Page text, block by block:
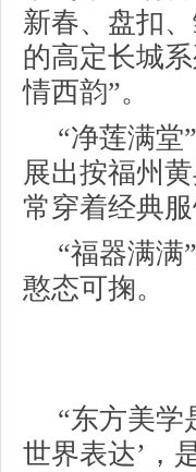
新春、盘扣
的高定长城
情西韵”。
“净莲满堂
展出按福州
常穿着经典
“福器满满
憨态可掬。
“东方美学
世界表达’，